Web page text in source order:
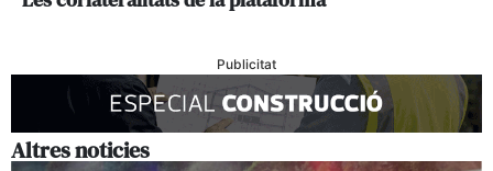
Publicitat
Altres noticies